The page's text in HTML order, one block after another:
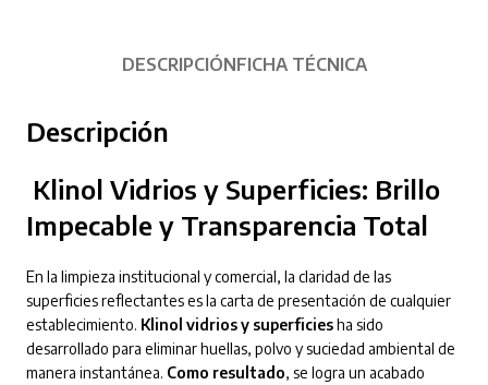
DESCRIPCIÓNFICHA TÉCNICA
Descripción
Klinol Vidrios y Superficies: Brillo
Impecable y Transparencia Total
En la limpieza institucional y comercial, la claridad de las
superficies reflectantes es la carta de presentación de cualquier
establecimiento. Klinol vidrios y superficiesha sido
desarrollado para eliminar huellas, polvo y suciedad ambiental de
manera instantánea. Como resultado, se logra un acabado